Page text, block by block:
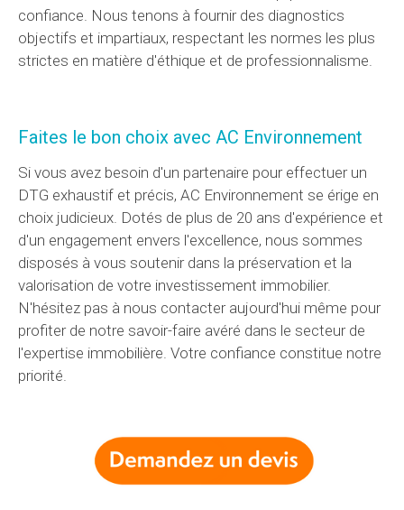
confiance. Nous tenons à fournir des diagnostics
objectifs et impartiaux, respectant les normes les plus
strictes en matière d'éthique et de professionnalisme.
Faites le bon choix avec AC Environnement
Si vous avez besoin d'un partenaire pour effectuer un
DTG exhaustif et précis, AC Environnement se érige en
choix judicieux. Dotés de plus de 20 ans d'expérience et
d'un engagement envers l'excellence, nous sommes
disposés à vous soutenir dans la préservation et la
valorisation de votre investissement immobilier.
N'hésitez pas à nous contacter aujourd'hui même pour
profiter de notre savoir-faire avéré dans le secteur de
l'expertise immobilière. Votre confiance constitue notre
priorité.